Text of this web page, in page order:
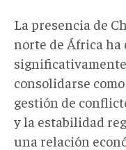
La presencia de
norte de África ha
consolidarse
gestión de
y la estabilidad
una relación